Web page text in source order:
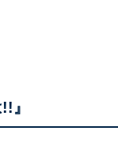
!!』